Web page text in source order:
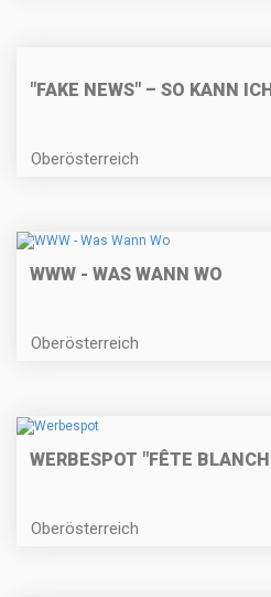
"FAKE NEWS" – SO KANN
Oberösterreich
WWW - WAS WANN WO
Oberösterreich
WERBESPOT "FÊTE
Oberösterreich